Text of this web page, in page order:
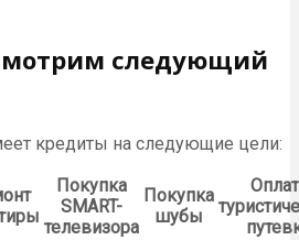
следующий
кредиты на следующие цели:
Покупка
SMART-
телевизора
Покупка
шубы